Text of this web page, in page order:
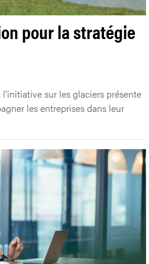
pour la stratégie
sur les glaciers présente
les entreprises dans leur